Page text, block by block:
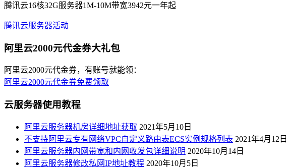
腾讯云16核32G服务器1M-10M带宽3942元一年起
腾讯云服务器活动
阿里云2000元代金券大礼包
阿里云2000元代金券，有账号就能领：
阿里云2000元代金券免费领取
云服务器使用教程
阿里云服务器机房详细地址获取 2021年5月10日
不支持阿里云专有网络VPC自定义路由表ECS实例规格列表 2021年4月12日
阿里云服务器内网带宽和内网收发包详细说明 2020年10月14日
阿里云服务器修改私网IP地址教程 2020年10月5日